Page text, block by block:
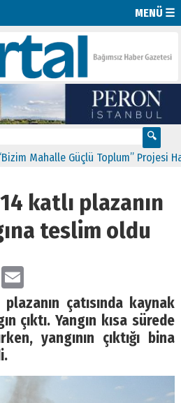
MENÜ ☰
Mahalle Güçlü Toplum” Projesi
katlı plazanın
teslim oldu
Email
çatısında kaynak
çıktı. Yangın kısa sürede
yangının çıktığı bina